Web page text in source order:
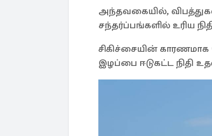
அந்தவகையில்,
சந்தர்ப்பங்களில் உரிய
சிகிச்சையின் காரணமாக
இழப்பை ஈடுகட்ட நிதி